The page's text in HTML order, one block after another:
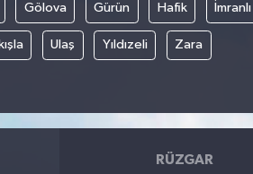
Gölova Gürün Hafik İmranlı
Ulaş Yıldızeli Zara
RÜZGAR